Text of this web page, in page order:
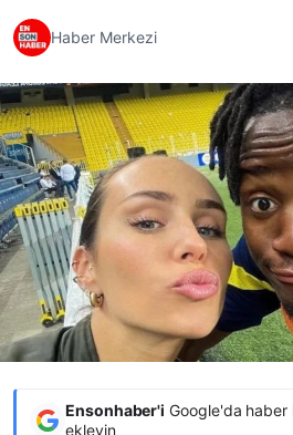
Haber Merkezi
Ensonhaber'i Google'da haber
ekleyin